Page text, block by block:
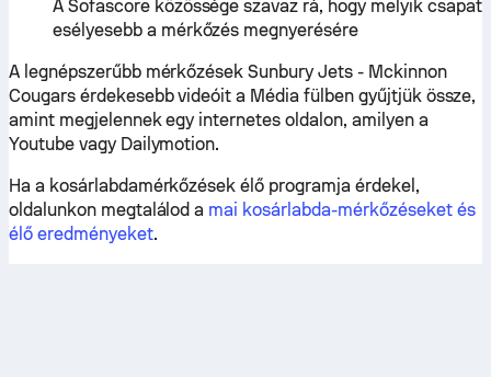
A Sofascore közössége szavaz rá, hogy melyik csapat
esélyesebb a mérkőzés megnyerésére
A legnépszerűbb mérkőzések Sunbury Jets - Mckinnon
Cougars érdekesebb videóit a Média fülben gyűjtjük össze,
amint megjelennek egy internetes oldalon, amilyen a
Youtube vagy Dailymotion.
Ha a kosárlabdamérkőzések élő programja érdekel,
oldalunkon megtalálod a mai kosárlabda-mérkőzéseket és
élő eredményeket.